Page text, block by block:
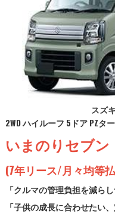
スズ
2WD ハイルーフ 5ドア PZタ
いまのりセブン
(7年リース/月々均等
「クルマの管理負担を減ら
「子供の成長に合わせたい